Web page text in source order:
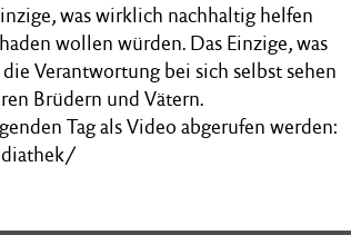
was wirklich nachhaltig helfen
wollen würden. Das Einzige, was
Verantwortung bei sich selbst sehen
Brüdern und Vätern.
Tag als Video abgerufen werden: